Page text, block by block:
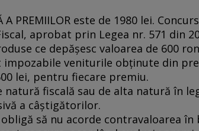
A PREMIILOR este de 1980 lei.
aprobat prin Legea nr. 571 din
ce depăşesc valoarea de 600
impozabile veniturile obţinute din
lei, pentru fiecare premiu.
natură fiscală sau de alta natură în
a câştigătorilor.
să nu acorde contravaloarea